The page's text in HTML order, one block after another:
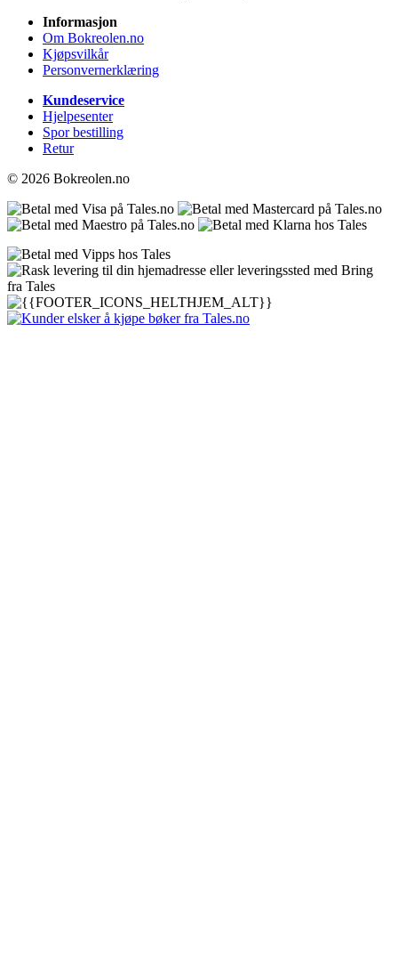
Informasjon
Om Bokreolen.no
Kjøpsvilkår
Personvernerklæring
Kundeservice
Hjelpesenter
Spor bestilling
Retur
© 2026 Bokreolen.no